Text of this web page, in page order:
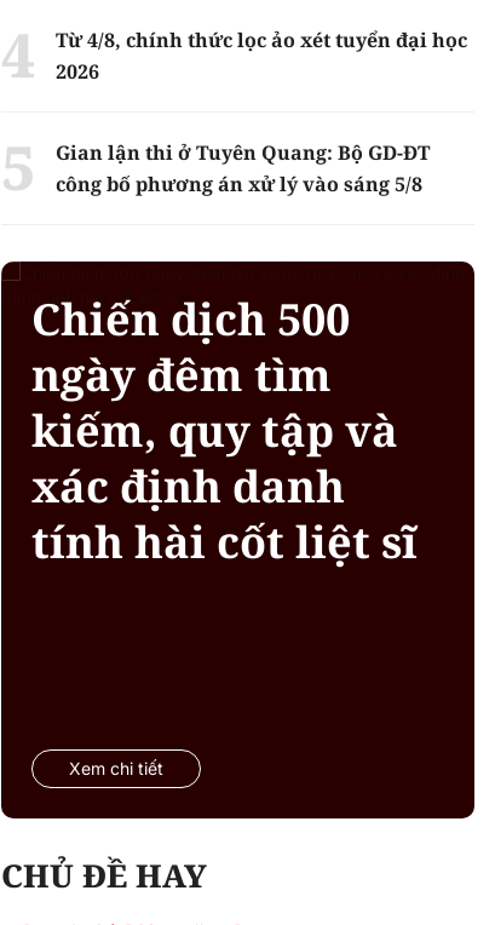
Từ 4/8, chính thức lọc ảo xét tuyển đại học
2026
Gian lận thi ở Tuyên Quang: Bộ GD-ĐT
công bố phương án xử lý vào sáng 5/8
Chiến dịch 500
ngày đêm tìm
kiếm, quy tập và
xác định danh
tính hài cốt liệt sĩ
Xem chi tiết
CHỦ ĐỀ HAY